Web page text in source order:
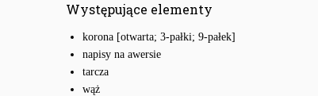
Występujące elementy
korona [otwarta; 3-pałki; 9-pałek]
napisy na awersie
tarcza
wąż